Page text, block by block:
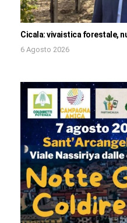
Cicala: vivaistica forestale,
6 Agosto 2026